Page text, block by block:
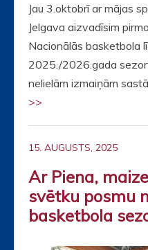
Jau 3.oktobrī ar mājas
Jelgava aizvadīsim
Nacionālās basketbola
2025./2026.gada
nelielām izmaiņām
>>
15. AUGUSTS, 2025
Ar Piena,
svētku posmu
basketbola